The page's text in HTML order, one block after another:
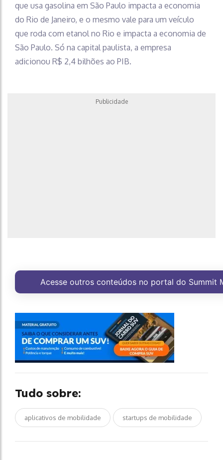
que usa gasolina em São Paulo impacta a economia
do Rio de Janeiro, e o mesmo vale para um veículo
que roda com etanol no Rio e impacta a economia de
São Paulo. Só na capital paulista, a empresa
adicionou R$ 2,4 bilhões ao PIB.
Publicidade
Acesse outros conteúdos no portal do Summit
Tudo sobre:
aplicativos de mobilidade startups de mobilidade